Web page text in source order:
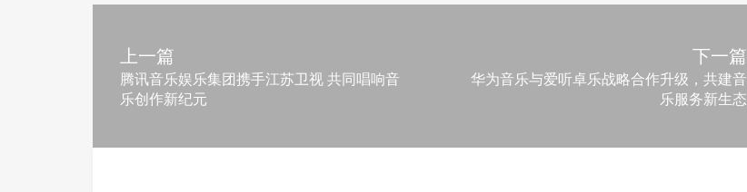
上一篇
腾讯音乐娱乐集团携手江苏卫视 共同唱响音
乐创作新纪元
下一篇
华为音乐与爱听卓乐战略合作升级，共建音
乐服务新生态